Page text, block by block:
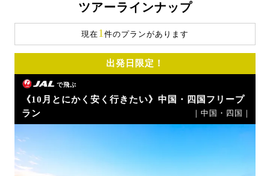
ツアーラインナップ
現在1件のプランがあります
出発日限定！
で飛ぶ
《10月とにかく安く行きたい》中国・四国フリープ
ラン
｜中国・四国｜